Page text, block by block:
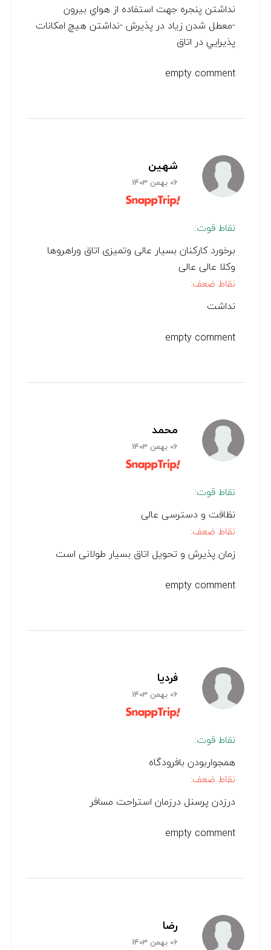
نداشتن پنجره جهت استفاده از هواي بيرون
-معطل شدن زياد در پذيرش -نداشتن هيچ امكانات
پذيرايي در اتاق
empty comment
شهین
06 بهمن 1403
نقاط قوت:
برخورد کارکنان بسیار عالی وتمیزی اتاق وراهروها
وکلا عالی عالی
نقاط ضعف:
نداشت
empty comment
محمد
06 بهمن 1403
نقاط قوت:
نظافت و دسترسی عالی
نقاط ضعف:
زمان پذیرش و تحویل اتاق بسیار طولانی است
empty comment
فردیا
06 بهمن 1403
نقاط قوت:
همجواربودن بافرودگاه
نقاط ضعف:
درزدن پرسنل درزمان استراحت مسافر
empty comment
رضا
06 بهمن 1403